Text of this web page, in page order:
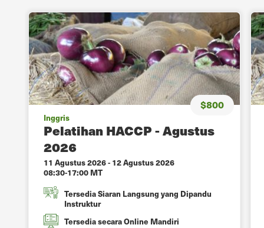
$800
Inggris
Pelatihan HACCP - Agustus
2026
11 Agustus 2026- 12 Agustus 2026
08:30-17:00 MT
Tersedia Siaran Langsung yang Dipandu
Instruktur
Tersedia secara Online Mandiri